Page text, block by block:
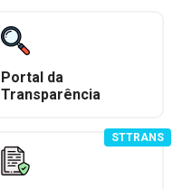
Portal da
Transparência
STTRANS